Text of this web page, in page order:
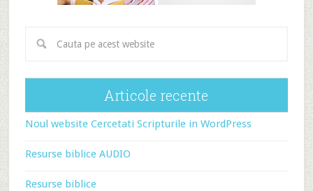
Articole recente
Noul website Cercetati Scripturile in WordPress
Resurse biblice AUDIO
Resurse biblice